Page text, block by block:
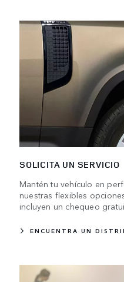
SOLICITA UN SERVICIO
Mantén tu vehículo en
nuestras flexibles
incluyen un chequeo
ENCUENTRA UN